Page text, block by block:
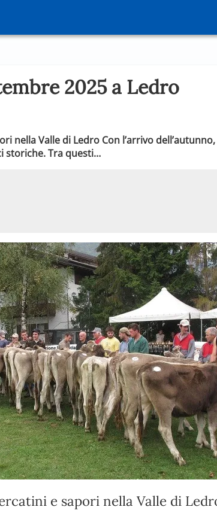
2025 a Ledro
nella Valle di Ledro Con l’arrivo
storiche. Tra questi…
e sapori nella Valle di